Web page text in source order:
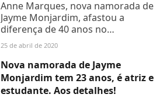
Anne Marques, nova namorada de
Jayme Monjardim, afastou a
diferença de 40 anos no
relacionamento com o diretor de
TV. Aos 23 anos, a atriz e estudante
afirmou: 'Sempre fui cercada...
25 de abril de 2020
Nova namorada de Jayme
Monjardim tem 23 anos, é atriz e
estudante. Aos detalhes!